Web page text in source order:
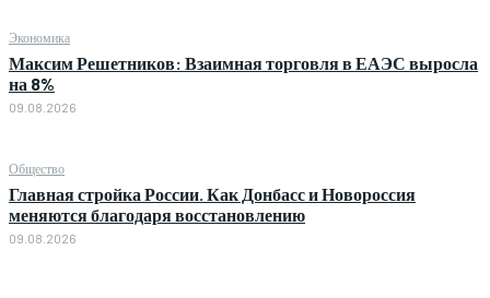
Экономика
Максим Решетников: Взаимная торговля в ЕАЭС выросла
на 8%
09.08.2026
Общество
Главная стройка России. Как Донбасс и Новороссия
меняются благодаря восстановлению
09.08.2026